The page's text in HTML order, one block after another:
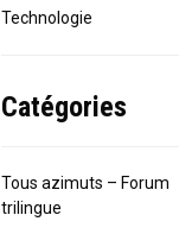
Technologie
Catégories
Tous azimuts – Forum
trilingue